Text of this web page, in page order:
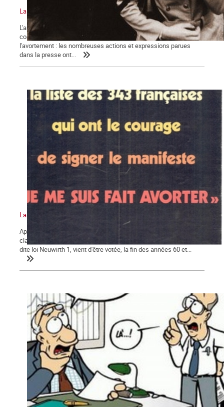
La bataille pour la légalisation de l'avortement, épisode 5
L'année 1971 se clot dans une perspective nouvelle pour la
condition des femmes et particulièrement pour le droit à
l'avortement : les nombreuses actions et expressions parues
dans la presse ont...
La bataille pour la légalisation de l'avortement en France (suite)
Après les constats accablants des dégâts dus aux avortements
clandestins, et alors que la loi sur la prophylaxie des naissances,
dite loi Neuwirth 1, vient d'être votée, la fin des années 60 et...